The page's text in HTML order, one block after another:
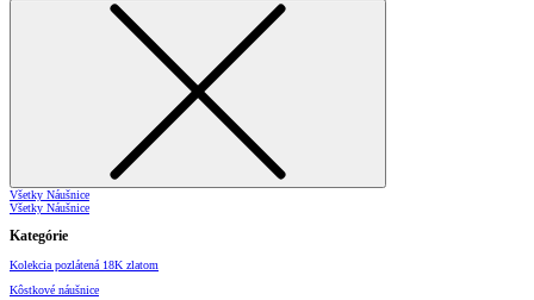
Všetky Náušnice
Všetky Náušnice
Kategórie
Kolekcia pozlátená 18K zlatom
Kôstkové náušnice